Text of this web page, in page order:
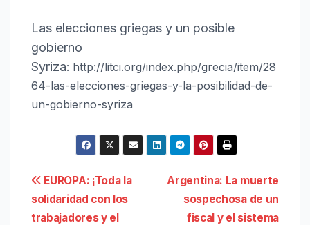
Las elecciones griegas y un posible
gobierno
Syriza: http://litci.org/index.php/grecia/item/28
64-las-elecciones-griegas-y-la-posibilidad-de-
un-gobierno-syriza
Navegación
de
Argentina: La muerte
sospechosa de un
fiscal y el sistema
EUROPA: ¡Toda la
solidaridad con los
trabajadores y el